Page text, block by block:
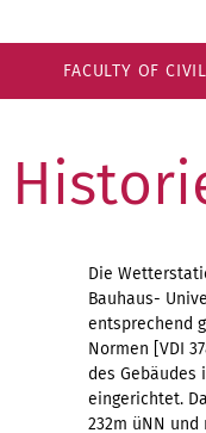
FACULTY OF
Die
Bauhaus-
entsprechend
Normen [VDI
des Gebäudes
eingerichtet.
232m üNN